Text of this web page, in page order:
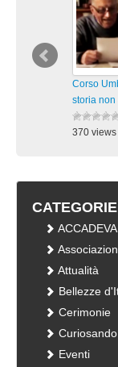
Corso
storia
370 views
CATEGORIE
ACCADEVA
Attualità
Bellezze
Cerimonie
Curiosando
Eventi